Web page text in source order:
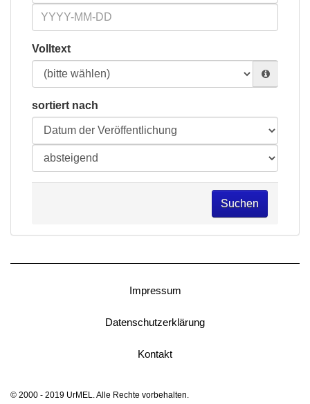
Volltext
sortiert nach
Suchen
Impressum
Datenschutzerklärung
Kontakt
© 2000 - 2019 UrMEL. Alle Rechte vorbehalten.